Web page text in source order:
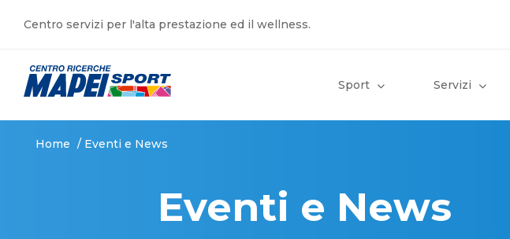
Centro servizi per l'alta prestazione ed il wellness.
Sport Servizi
Home / Eventi e News
Eventi e News